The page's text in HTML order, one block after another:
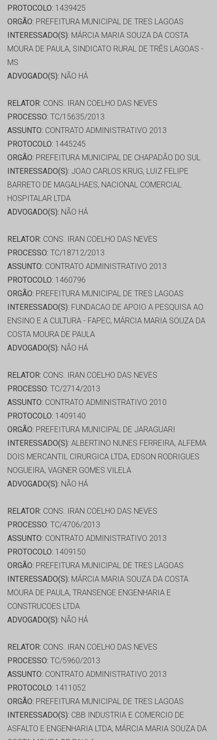
PROTOCOLO: 1439425
ORGÃO: PREFEITURA MUNICIPAL DE TRES LAGOAS
INTERESSADO(S): MÁRCIA MARIA SOUZA DA COSTA
MOURA DE PAULA, SINDICATO RURAL DE TRÊS LAGOAS -
MS
ADVOGADO(S): NÃO HÁ
RELATOR: CONS. IRAN COELHO DAS NEVES
PROCESSO: TC/15635/2013
ASSUNTO: CONTRATO ADMINISTRATIVO 2013
PROTOCOLO: 1445245
ORGÃO: PREFEITURA MUNICIPAL DE CHAPADÃO DO SUL
INTERESSADO(S): JOAO CARLOS KRUG, LUIZ FELIPE
BARRETO DE MAGALHAES, NACIONAL COMERCIAL
HOSPITALAR LTDA
ADVOGADO(S): NÃO HÁ
RELATOR: CONS. IRAN COELHO DAS NEVES
PROCESSO: TC/18712/2013
ASSUNTO: CONTRATO ADMINISTRATIVO 2013
PROTOCOLO: 1460796
ORGÃO: PREFEITURA MUNICIPAL DE TRES LAGOAS
INTERESSADO(S): FUNDACAO DE APOIO A PESQUISA AO
ENSINO E A CULTURA - FAPEC, MÁRCIA MARIA SOUZA DA
COSTA MOURA DE PAULA
ADVOGADO(S): NÃO HÁ
RELATOR: CONS. IRAN COELHO DAS NEVES
PROCESSO: TC/2714/2013
ASSUNTO: CONTRATO ADMINISTRATIVO 2010
PROTOCOLO: 1409140
ORGÃO: PREFEITURA MUNICIPAL DE JARAGUARI
INTERESSADO(S): ALBERTINO NUNES FERREIRA, ALFEMA
DOIS MERCANTIL CIRURGICA LTDA, EDSON RODRIGUES
NOGUEIRA, VAGNER GOMES VILELA
ADVOGADO(S): NÃO HÁ
RELATOR: CONS. IRAN COELHO DAS NEVES
PROCESSO: TC/4706/2013
ASSUNTO: CONTRATO ADMINISTRATIVO 2013
PROTOCOLO: 1409150
ORGÃO: PREFEITURA MUNICIPAL DE TRES LAGOAS
INTERESSADO(S): MÁRCIA MARIA SOUZA DA COSTA
MOURA DE PAULA, TRANSENGE ENGENHARIA E
CONSTRUCOES LTDA
ADVOGADO(S): NÃO HÁ
RELATOR: CONS. IRAN COELHO DAS NEVES
PROCESSO: TC/5960/2013
ASSUNTO: CONTRATO ADMINISTRATIVO 2013
PROTOCOLO: 1411052
ORGÃO: PREFEITURA MUNICIPAL DE TRES LAGOAS
INTERESSADO(S): CBB INDUSTRIA E COMERCIO DE
ASFALTO E ENGENHARIA LTDA, MÁRCIA MARIA SOUZA DA